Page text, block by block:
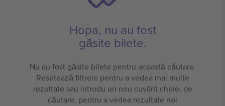
Hopa, nu au fost
găsite bilete.
Nu au fost găsite bilete pentru această căutare.
Resetează filtrele pentru a vedea mai multe
rezultate sau introdu un nou cuvânt cheie, de
căutare, pentru a vedea rezultate noi